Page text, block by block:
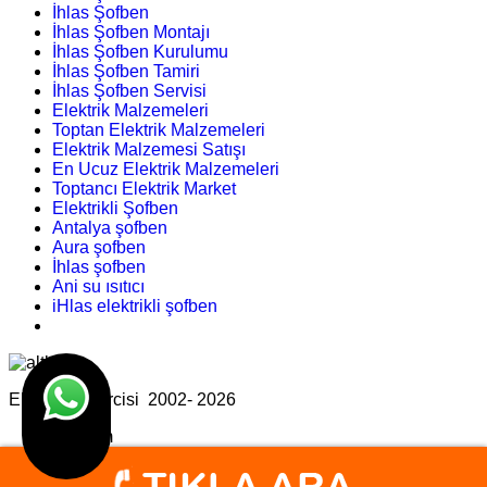
İhlas Şofben
İhlas Şofben Montajı
İhlas Şofben Kurulumu
İhlas Şofben Tamiri
İhlas Şofben Servisi
Elektrik Malzemeleri
Toptan Elektrik Malzemeleri
Elektrik Malzemesi Satışı
En Ucuz Elektrik Malzemeleri
Toptancı Elektrik Market
Elektrikli Şofben
Antalya şofben
Aura şofben
İhlas şofben
Ani su ısıtıcı
iHlas elektrikli şofben
Elektrik Tamircisi 2002- 2026
Tasarım
Ankara Hosting